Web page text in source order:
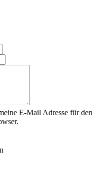
E-Mail Adresse für den